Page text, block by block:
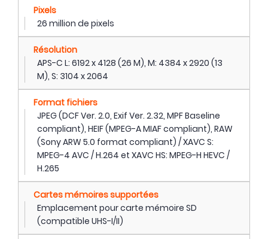
Pixels
26 million de pixels
Résolution
APS-C L: 6192 x 4128 (26 M), M: 4384 x 2920 (13
M), S: 3104 x 2064
Format fichiers
JPEG (DCF Ver. 2.0, Exif Ver. 2.32, MPF Baseline
compliant), HEIF (MPEG-A MIAF compliant), RAW
(Sony ARW 5.0 format compliant) / XAVC S:
MPEG-4 AVC / H.264 et XAVC HS: MPEG-H HEVC /
H.265
Cartes mémoires supportées
Emplacement pour carte mémoire SD
(compatible UHS-I/II)